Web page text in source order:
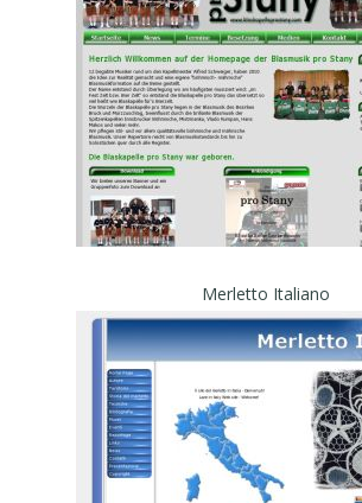
Merletto Italiano